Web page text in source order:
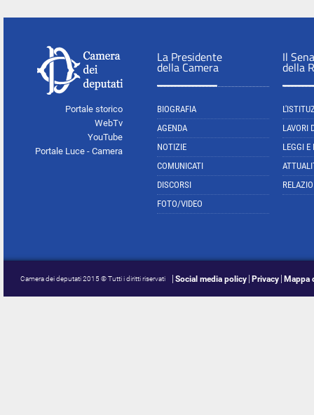
Portale storico
WebTv
YouTube
Portale Luce - Camera
La Presidente
della Camera
BIOGRAFIA
AGENDA
NOTIZIE
COMUNICATI
DISCORSI
FOTO/VIDEO
Il
della
LAVORI
LEGGI E
Camera dei deputati 2015 © Tutti i diritti riservati Social media policy Privacy Mappa